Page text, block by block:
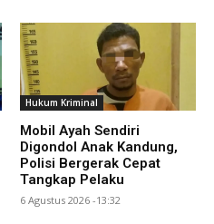
Hukum Kriminal
Mobil Ayah Sendiri
Digondol Anak Kandung,
Polisi Bergerak Cepat
Tangkap Pelaku
6 Agustus 2026 -13:32